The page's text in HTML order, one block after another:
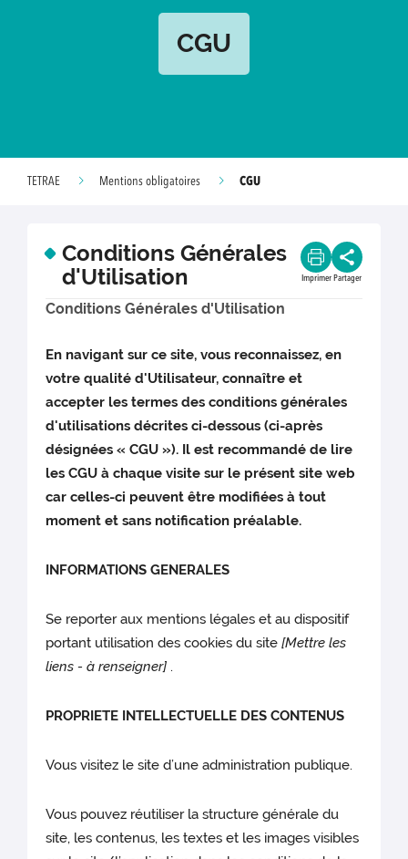
CGU
TETRAE Mentions obligatoires CGU
Conditions Générales
d'Utilisation
Imprimer Partager
Conditions Générales d'Utilisation
En navigant sur ce site, vous reconnaissez, en
votre qualité d'Utilisateur, connaître et
accepter les termes des conditions générales
d'utilisations décrites ci-dessous (ci-après
désignées « CGU »). Il est recommandé de lire
les CGU à chaque visite sur le présent site web
car celles-ci peuvent être modifiées à tout
moment et sans notification préalable.
INFORMATIONS GENERALES
Se reporter aux mentions légales et au dispositif
portant utilisation des cookies du site[Mettre les
liens - à renseigner] .
PROPRIETE INTELLECTUELLE DES CONTENUS
Vous visitez le site d’une administration publique.
Vous pouvez réutiliser la structure générale du
site, les contenus, les textes et les images visibles